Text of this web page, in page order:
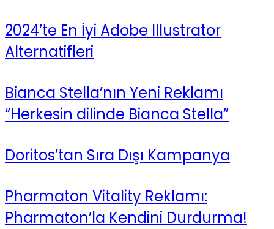
2024’te En İyi Adobe Illustrator
Alternatifleri
Bianca Stella’nın Yeni Reklamı
“Herkesin dilinde Bianca Stella”
Doritos’tan Sıra Dışı Kampanya
Pharmaton Vitality Reklamı:
Pharmaton’la Kendini Durdurma!